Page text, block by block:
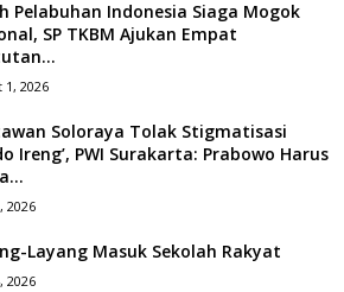
Pelabuhan Indonesia Siaga Mogok
SP TKBM Ajukan Empat
1, 2026
Soloraya Tolak Stigmatisasi
Ireng’, PWI Surakarta: Prabowo Harus
2026
Layang Masuk Sekolah Rakyat
2026